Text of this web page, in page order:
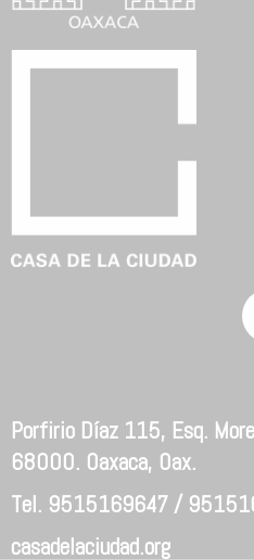
Porfirio Díaz 115, Esq.
68000. Oaxaca, Oax.
Tel. 9515169647 /
casadelaciudad.org